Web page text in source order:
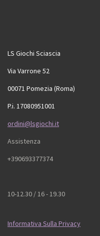
LS Giochi Sciascia
Via Varrone 52
00071 Pomezia (Roma)
P.i. 17080951001
ordini@lsgiochi.it
Assistenza
+390693377374
10-12.30 / 16 - 19.30
Informativa Sulla Privacy